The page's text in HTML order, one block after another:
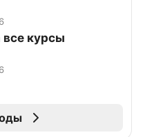
все курсы